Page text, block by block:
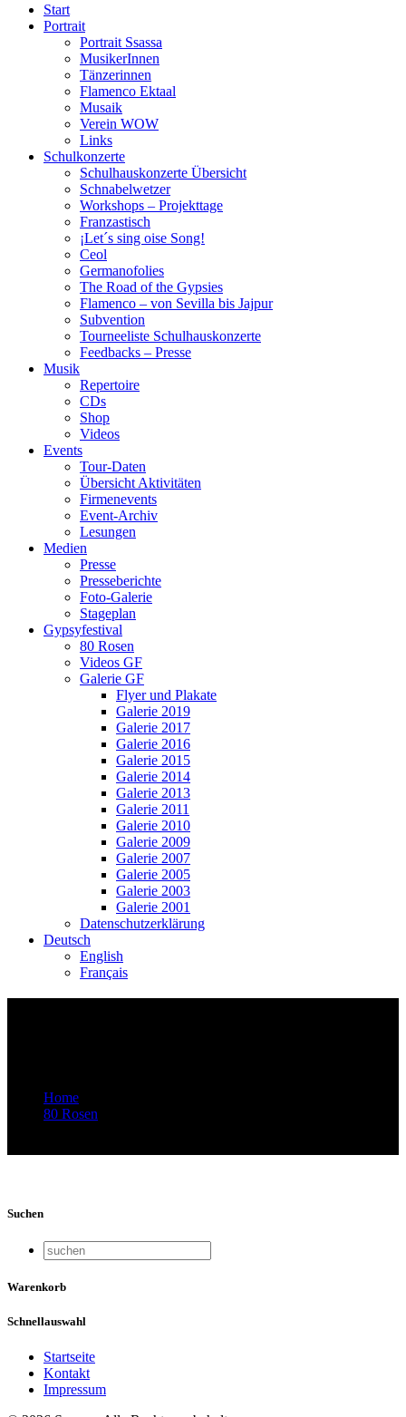
Start
Portrait
Portrait Ssassa
MusikerInnen
Tänzerinnen
Flamenco Ektaal
Musaik
Verein WOW
Links
Schulkonzerte
Schulhauskonzerte Übersicht
Schnabelwetzer
Workshops – Projekttage
Franzastisch
¡Let´s sing oise Song!
Ceol
Germanofolies
The Road of the Gypsies
Flamenco – von Sevilla bis Jajpur
Subvention
Tourneeliste Schulhauskonzerte
Feedbacks – Presse
Musik
Repertoire
CDs
Shop
Videos
Events
Tour-Daten
Übersicht Aktivitäten
Firmenevents
Event-Archiv
Lesungen
Medien
Presse
Presseberichte
Foto-Galerie
Stageplan
Gypsyfestival
80 Rosen
Videos GF
Galerie GF
Flyer und Plakate
Galerie 2019
Galerie 2017
Galerie 2016
Galerie 2015
Galerie 2014
Galerie 2013
Galerie 2011
Galerie 2010
Galerie 2009
Galerie 2007
Galerie 2005
Galerie 2003
Galerie 2001
Datenschutzerklärung
Deutsch
English
Français
Home
80 Rosen
Suchen
Warenkorb
Schnellauswahl
Startseite
Kontakt
Impressum